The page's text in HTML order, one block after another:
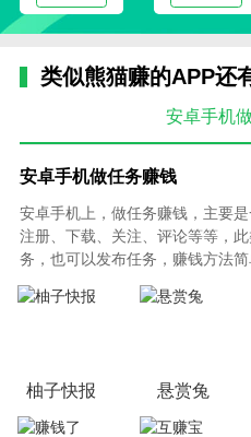
类似熊猫赚的APP还
安卓手机
安卓手机做任务赚钱
安卓手机上，做任务赚钱，主要
注册、下载、关注、评论等等，
务，也可以发布任务，赚钱方法
可以提现到微信或支付宝上，特
台上做任务，一定要注意个人隐
柚子快报 悬赏兔